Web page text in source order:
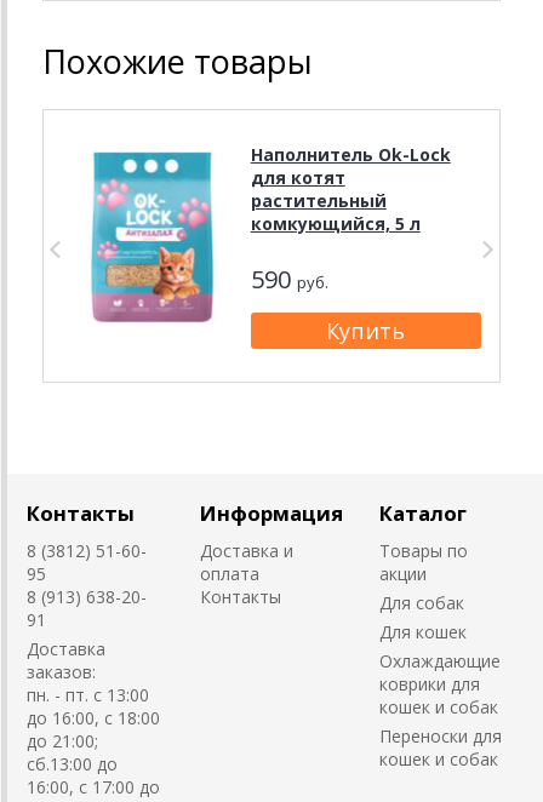
Похожие товары
Наполнитель Ok-Lock
для котят
растительный
комкующийся, 5 л
590 руб.
Контакты
8 (3812) 51-60-
95
8 (913) 638-20-
91
Доставка
заказов:
пн. - пт. с 13:00
до 16:00, с 18:00
до 21:00;
сб.13:00 до
16:00, с 17:00 до
Информация
Доставка и
оплата
Контакты
Каталог
Товары по
акции
Для собак
Для кошек
Охлаждающие
коврики для
кошек и собак
Переноски для
кошек и собак